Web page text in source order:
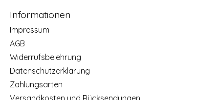
Informationen
Impressum
AGB
Widerrufsbelehrung
Datenschutzerklärung
Zahlungsarten